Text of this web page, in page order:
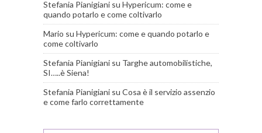
Stefania Pianigiani su Hypericum: come e
quando potarlo e come coltivarlo
Mario su Hypericum: come e quando potarlo e
come coltivarlo
Stefania Pianigiani su Targhe automobilistiche,
SI…..è Siena!
Stefania Pianigiani su Cosa è il servizio assenzio
e come farlo correttamente